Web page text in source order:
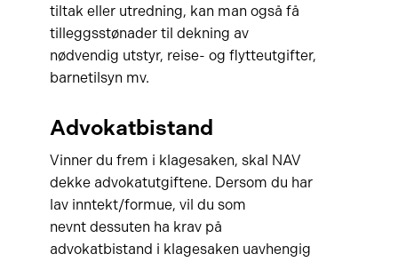
tiltak eller utredning, kan man også få
tilleggsstønader til dekning av
nødvendig utstyr, reise- og flytteutgifter,
barnetilsyn mv.
Advokatbistand
Vinner du frem i klagesaken, skal NAV
dekke advokatutgiftene. Dersom du har
lav inntekt/formue, vil du som
nevnt dessuten ha krav på
advokatbistand i klagesaken uavhengig